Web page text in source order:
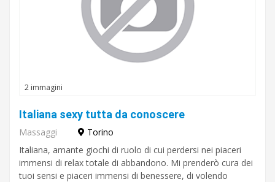
2 immagini
Italiana sexy tutta da conoscere
Massaggi
Torino
Italiana, amante giochi di ruolo di cui perdersi nei piaceri
immensi di relax totale di abbandono. Mi prenderò cura dei
tuoi sensi e piaceri immensi di benessere, di volendo